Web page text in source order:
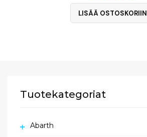
LISÄÄ OSTOSKORIIN
Tuotekategoriat
Abarth